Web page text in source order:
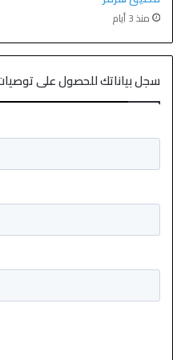
منذ 3 أيام
سجل بياناتك للحصول على